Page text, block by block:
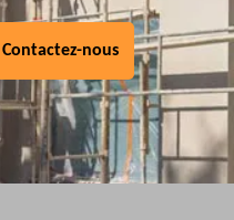
Contactez-nous